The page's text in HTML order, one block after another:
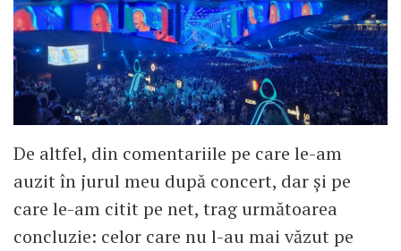
De altfel, din comentariile pe care le-am
auzit în jurul meu după concert, dar și pe
care le-am citit pe net, trag următoarea
concluzie: celor care nu l-au mai văzut pe